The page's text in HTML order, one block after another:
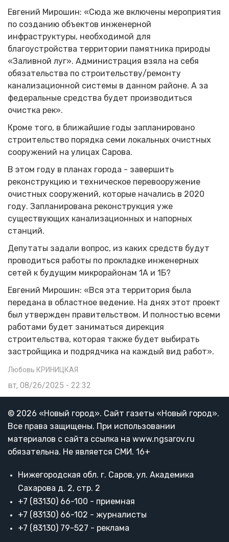
Евгений Мирошин: «Сюда же включены мероприятия
по созданию объектов инженерной
инфраструктуры, необходимой для
благоустройства территории памятника природы
«Заливной луг». Администрация взяла на себя
обязательства по строительству/ремонту
канализационной системы в данном районе. А за
федеральные средства будет производиться
очистка рек».
Кроме того, в ближайшие годы запланировано
строительство порядка семи локальных очистных
сооружений на улицах Сарова.
В этом году в планах города - завершить
реконструкцию и техническое перевооружение
очистных сооружений, которые начались в 2020
году. Запланирована реконструкция уже
существующих канализационных и напорных
станций.
Депутаты задали вопрос, из каких средств будут
проводиться работы по прокладке инженерных
сетей к будущим микрорайонам 1А и 1Б?
Евгений Мирошин: «Вся эта территория была
передана в областное ведение. На днях этот проект
был утвержден правительством. И полностью всеми
работами будет заниматься дирекция
строительства, которая также будет выбирать
застройщика и подрядчика на каждый вид работ».
Любовь КРИНИЦКАЯ
вт, 08/26/2025 - 22:32
© 2026 «Новый город». Cайт газеты «Новый город».
Все права защищены. При использовании
материалов с сайта ссылка на www.ngsarov.ru
обязательна. Не является СМИ. 16+
Нижегородская обл. г. Саров, ул. Академика
Сахарова д. 2, стр. 2
+7 (83130) 66-100 - приемная
+7 (83130) 66-102 - журналисты
+7 (83130) 79-527 - реклама